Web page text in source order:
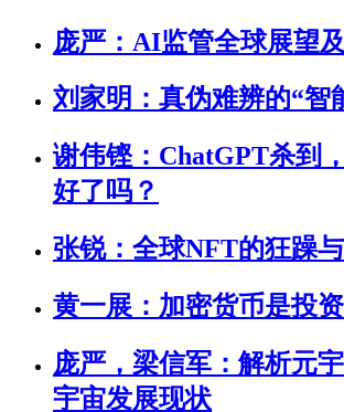
庞严：AI监管全球展望
刘家明：真伪难辨的“智
谢伟铿：ChatGPT杀到
好了吗？
张锐：全球NFT的狂躁
黄一展：加密货币是投
庞严，梁信军：解析元
宇宙发展现状